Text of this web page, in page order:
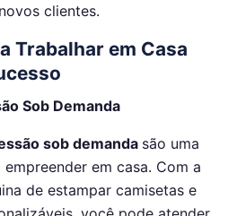
clientes.
Trabalhar em Casa
Sob Demanda
sob demanda são uma
em casa. Com a
de estampar camisetas e